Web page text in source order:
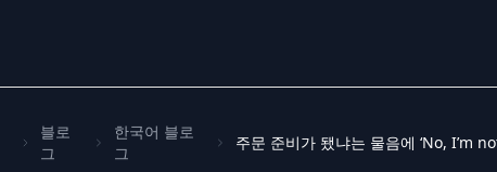
블로
그
한국어 블로
그